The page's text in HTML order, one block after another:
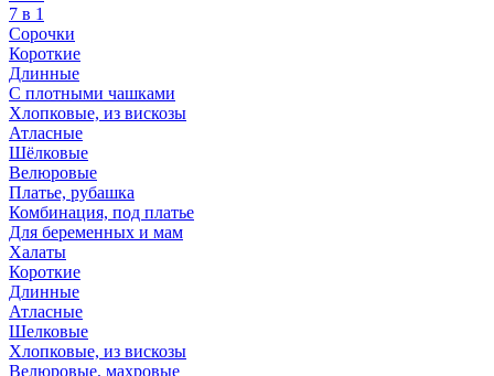
7 в 1
Сорочки
Короткие
Длинные
С плотными чашками
Хлопковые, из вискозы
Атласные
Шёлковые
Велюровые
Платье, рубашка
Комбинация, под платье
Для беременных и мам
Халаты
Короткие
Длинные
Атласные
Шелковые
Хлопковые, из вискозы
Велюровые, махровые